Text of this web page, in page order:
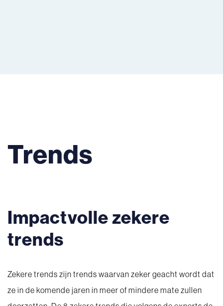
Trends
Impactvolle zekere
trends
Zekere trends zijn trends waarvan zeker geacht wordt dat
ze in de komende jaren in meer of mindere mate zullen